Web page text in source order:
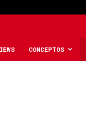
Car CONCEPTOS